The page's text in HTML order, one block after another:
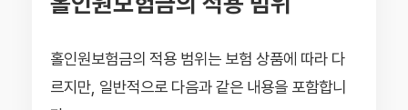
홀인원보험금의 적용 범위는 보험 상품에 따라 다
르지만, 일반적으로 다음과 같은 내용을 포함합니